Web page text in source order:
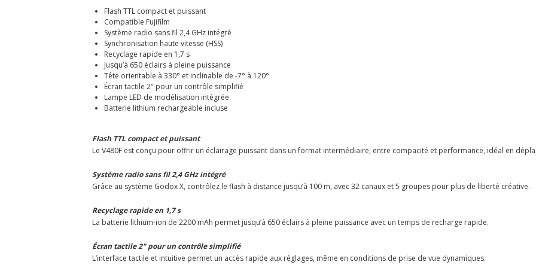
Flash TTL compact et puissant
Compatible Fujifilm
Système radio sans fil 2,4 GHz intégré
Synchronisation haute vitesse (HSS)
Recyclage rapide en 1,7 s
Jusqu’à 650 éclairs à pleine puissance
Tête orientable à 330° et inclinable de -7° à 120°
Écran tactile 2" pour un contrôle simplifié
Lampe LED de modélisation intégrée
Batterie lithium rechargeable incluse
Flash TTL compact et puissant
Le V480F est conçu pour offrir un éclairage puissant dans un format intermédiaire, entre compacité et performance, idéal en
Système radio sans fil 2,4 GHz intégré
Grâce au système Godox X, contrôlez le flash à distance jusqu’à 100 m, avec 32 canaux et 5 groupes pour plus de liberté créative.
Recyclage rapide en 1,7 s
La batterie lithium-ion de 2200 mAh permet jusqu’à 650 éclairs à pleine puissance avec un temps de recharge rapide.
Écran tactile 2" pour un contrôle simplifié
L’interface tactile et intuitive permet un accès rapide aux réglages, même en conditions de prise de vue dynamiques.